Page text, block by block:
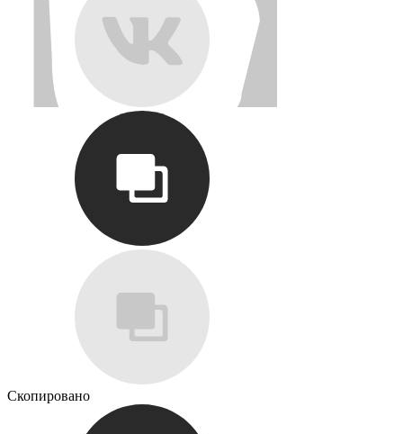
Скопировано